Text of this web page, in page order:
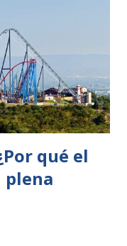
de una especie
en la que los
cambios visibles
los leones africanos,
qué el
plena